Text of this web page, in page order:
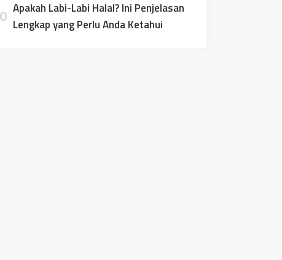
Apakah Labi-Labi Halal? Ini Penjelasan
Lengkap yang Perlu Anda Ketahui